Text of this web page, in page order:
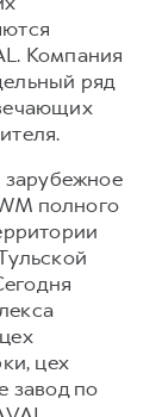
Компания
ряд
зарубежное
полного
цех
завод по